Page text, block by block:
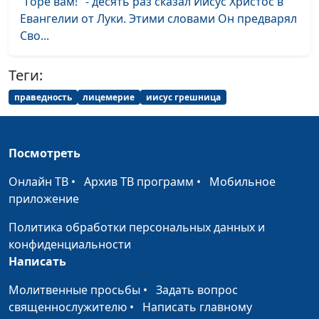
Жизнь без крайностей
Александр Синицын,
#84
Не будьте никому
Александр Синицын,
Мифы в благовестии
Вникай в себя и в
Сокровище Божье
Новая заповедь, про
которую забыли
Александр Синицын,
священнослужитель
Евангелии от Луки. Этими словами Он предварял
Сво...
Теги:
праведность лицемерие иисус грешница
Посмотреть
Онлайн ТВ • Архив ТВ программ • Мобильное
приложение
Политика обработки персональных данных и
конфиденциальности
Написать
Молитвенные просьбы • Задать вопрос
священнослужителю • Написать главному